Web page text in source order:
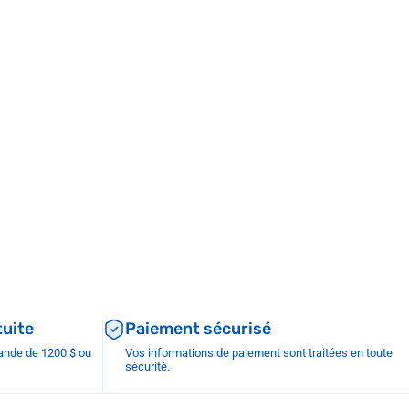
de 1200 $ ou
Paiement sécurisé
Vos informations de paiement sont traitées en toute
sécurité.